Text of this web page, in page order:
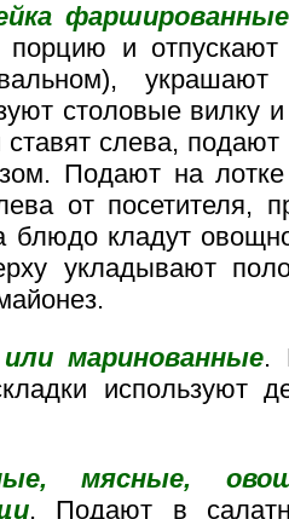
и
столовые вилку
ставят слева,
Подают на
от посетителя,
блюдо кладут
укладывают
маринованные.
используют
мясные,
. Подают в